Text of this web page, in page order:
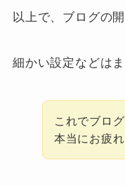
以上で、ブログの
細かい設定などは
これでブロ
本当にお疲